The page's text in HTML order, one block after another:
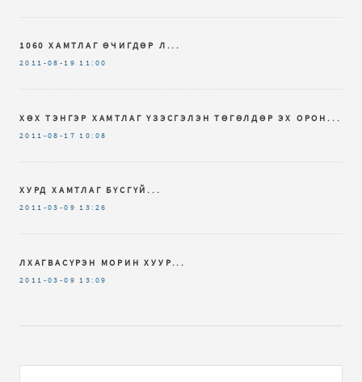
1060 ХАМТЛАГ ӨЧИГДӨР Л...
2011-08-19 11:00
ХӨХ ТЭНГЭР ХАМТЛАГ ҮЗЭСГЭЛЭН ТӨГӨЛДӨР ЭХ ОРОН...
2011-08-17 10:08
ХУРД ХАМТЛАГ БҮСГҮЙ...
2011-03-09 13:26
ЛХАГВАСҮРЭН МОРИН ХУУР...
2011-03-09 13:09